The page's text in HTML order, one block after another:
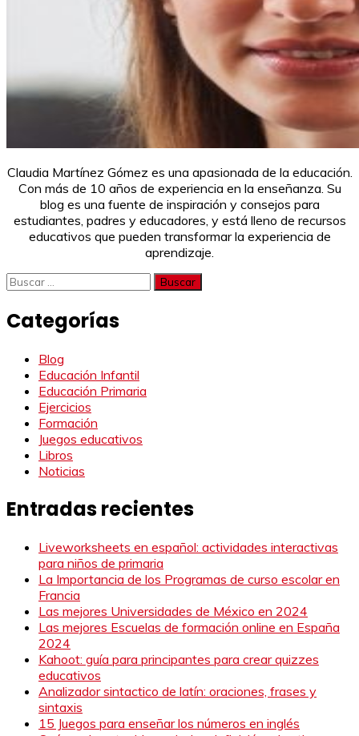
Claudia Martínez Gómez es una apasionada de la educación.
Con más de 10 años de experiencia en la enseñanza. Su
blog es una fuente de inspiración y consejos para
estudiantes, padres y educadores, y está lleno de recursos
educativos que pueden transformar la experiencia de
aprendizaje.
Buscar:
Categorías
Blog
Educación Infantil
Educación Primaria
Ejercicios
Formación
Juegos educativos
Libros
Noticias
Entradas recientes
Liveworksheets en español: actividades interactivas
para niños de primaria
La Importancia de los Programas de curso escolar en
Francia
Las mejores Universidades de México en 2024
Las mejores Escuelas de formación online en España
2024
Kahoot: guía para principantes para crear quizzes
educativos
Analizador sintactico de latín: oraciones, frases y
sintaxis
15 Juegos para enseñar los números en inglés